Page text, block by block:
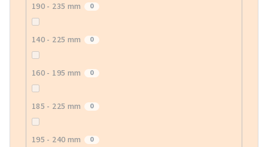
190 - 235 mm 0
140 - 225 mm 0
160 - 195 mm 0
185 - 225 mm 0
195 - 240 mm 0